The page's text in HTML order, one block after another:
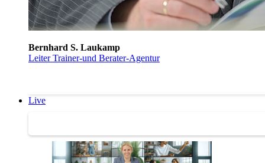
Bernhard S. Laukamp
Leiter Trainer-und Berater-Agentur
Live